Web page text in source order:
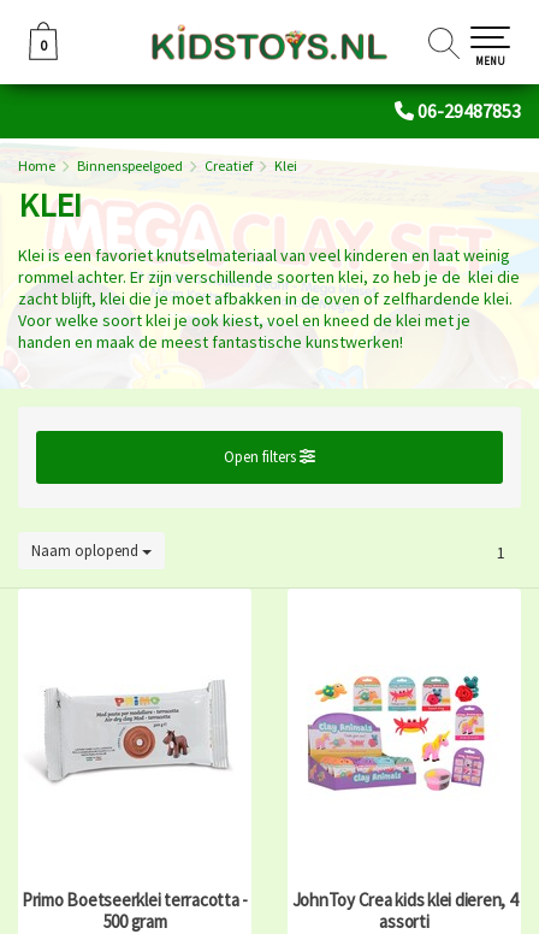
06-29487853
0
0
MENU
Home Binnenspeelgoed Creatief Klei
KLEI
Klei is een favoriet knutselmateriaal van veel kinderen en laat weinig
rommel achter. Er zijn verschillende soorten klei, zo heb je de klei die
zacht blijft, klei die je moet afbakken in de oven of zelfhardende klei.
Voor welke soort klei je ook kiest, voel en kneed de klei met je
handen en maak de meest fantastische kunstwerken!
Open filters
Naam oplopend 1
Primo Boetseerklei terracotta -
500 gram
JohnToy Crea kids klei dieren, 4
assorti